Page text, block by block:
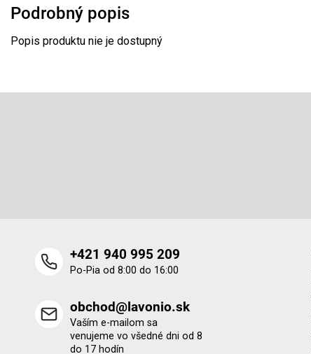
Podrobný popis
Popis produktu nie je dostupný
+421 940 995 209
Po-Pia od 8:00 do 16:00
obchod@lavonio.sk
Vaším e-mailom sa
venujeme vo všedné dni od 8
do 17 hodín